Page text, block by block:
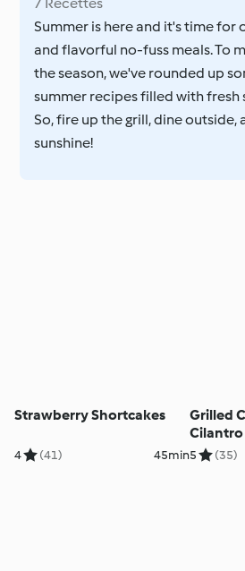
Summer is here and it's time
and flavorful no-fuss meals. To
the season, we've rounded up
summer recipes filled with fresh
So, fire up the grill, dine outside,
sunshine!
Strawberry Shortcakes
4 (41) 45min
Grilled
5 (35)